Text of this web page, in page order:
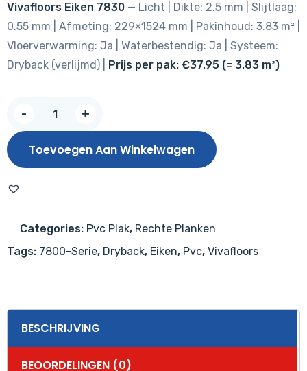
€ 43,95. € 37,95.
Vivafloors Eiken 7830 — Licht | Dikte: 2.5 mm | Slijtlaag:
0.55 mm | Afmeting: 229×1524 mm | Pakinhoud: 3.83 m² |
Vloerverwarming: Ja | Waterbestendig: Ja | Systeem:
Dryback (verlijmd) |
Prijs per pak: €37.95 (= 3.83 m²)
-
7830
aantal
+
Toevoegen Aan Winkelwagen
Categories: Pvc Plak, Rechte Planken
Tags: 7800-Serie, Dryback, Eiken, Pvc, Vivafloors
BESCHRIJVING
BEOORDELINGEN (0)